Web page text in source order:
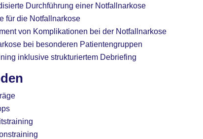
Durchführung einer Notfallnarkose
für die Notfallnarkose
von Komplikationen bei der Notfallnarkose
bei besonderen Patientengruppen
inklusive strukturiertem Debriefing